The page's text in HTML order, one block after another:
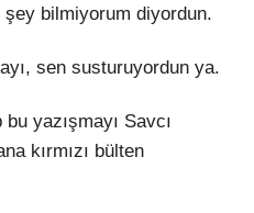
bilmiyorum diyordun.
sen susturuyordun ya.
yazışmayı Savcı
kırmızı bülten